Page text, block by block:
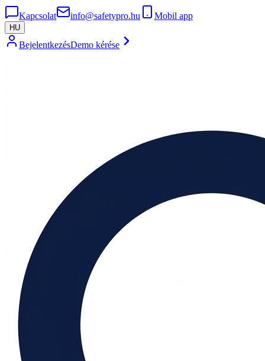
Kapcsolat info@safetypro.hu Mobil app
HU
BejelentkezésDemo kérése